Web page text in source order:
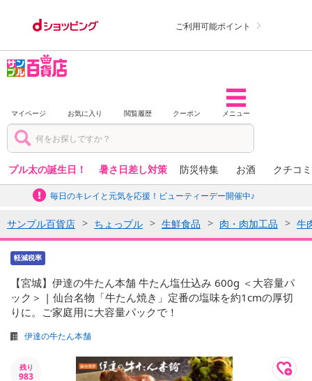
ご利用可能ポイント
マイページ お気に入り 閲覧履歴 クーポン メニュー
プル太の誕生日！ 暑さ日差し対策 防災特集 お酒 クチコ
毎日のキレイと元気を応援！ビューティーデー開催中♪
サンプル百貨店 ちょっプル 生鮮食品 肉・肉加工品 牛
軽減税率
【宮城】伊達の牛たん本舗 牛たん塩仕込み 600g ＜大容量パ
ック＞ | 仙台名物「牛たん焼き」定番の塩味を約1cmの厚切
りに。ご家庭用に大容量パックで！
伊達の牛たん本舗
残り
983